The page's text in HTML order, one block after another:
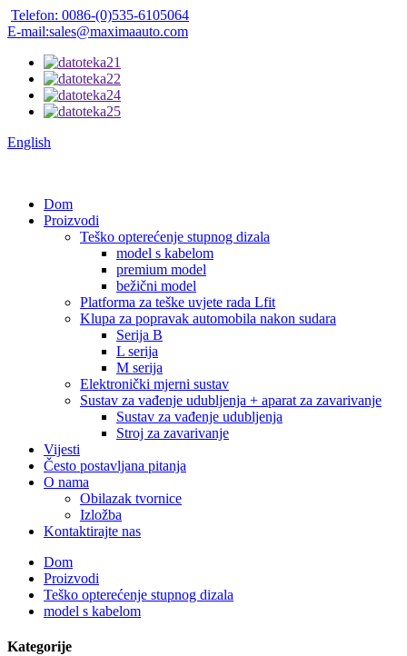
Telefon: 0086-(0)535-6105064
E-mail:sales@maximaauto.com
English
Dom
Proizvodi
Teško opterećenje stupnog dizala
model s kabelom
premium model
bežični model
Platforma za teške uvjete rada Lfit
Klupa za popravak automobila nakon sudara
Serija B
L serija
M serija
Elektronički mjerni sustav
Sustav za vađenje udubljenja + aparat za zavarivanje
Sustav za vađenje udubljenja
Stroj za zavarivanje
Vijesti
Često postavljana pitanja
O nama
Obilazak tvornice
Izložba
Kontaktirajte nas
Dom
Proizvodi
Teško opterećenje stupnog dizala
model s kabelom
Kategorije